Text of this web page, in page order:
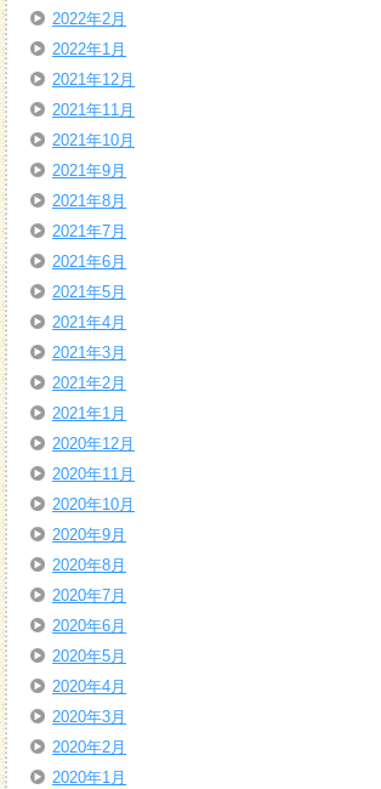
2022年2月
2022年1月
2021年12月
2021年11月
2021年10月
2021年9月
2021年8月
2021年7月
2021年6月
2021年5月
2021年4月
2021年3月
2021年2月
2021年1月
2020年12月
2020年11月
2020年10月
2020年9月
2020年8月
2020年7月
2020年6月
2020年5月
2020年4月
2020年3月
2020年2月
2020年1月